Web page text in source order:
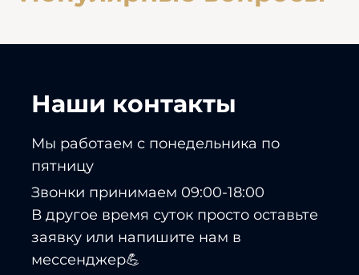
Наши контакты
Мы работаем с понедельника по
пятницу
Звонки принимаем 09:00-18:00
В другое время суток просто оставьте
заявку или напишите нам в
мессенджер💪